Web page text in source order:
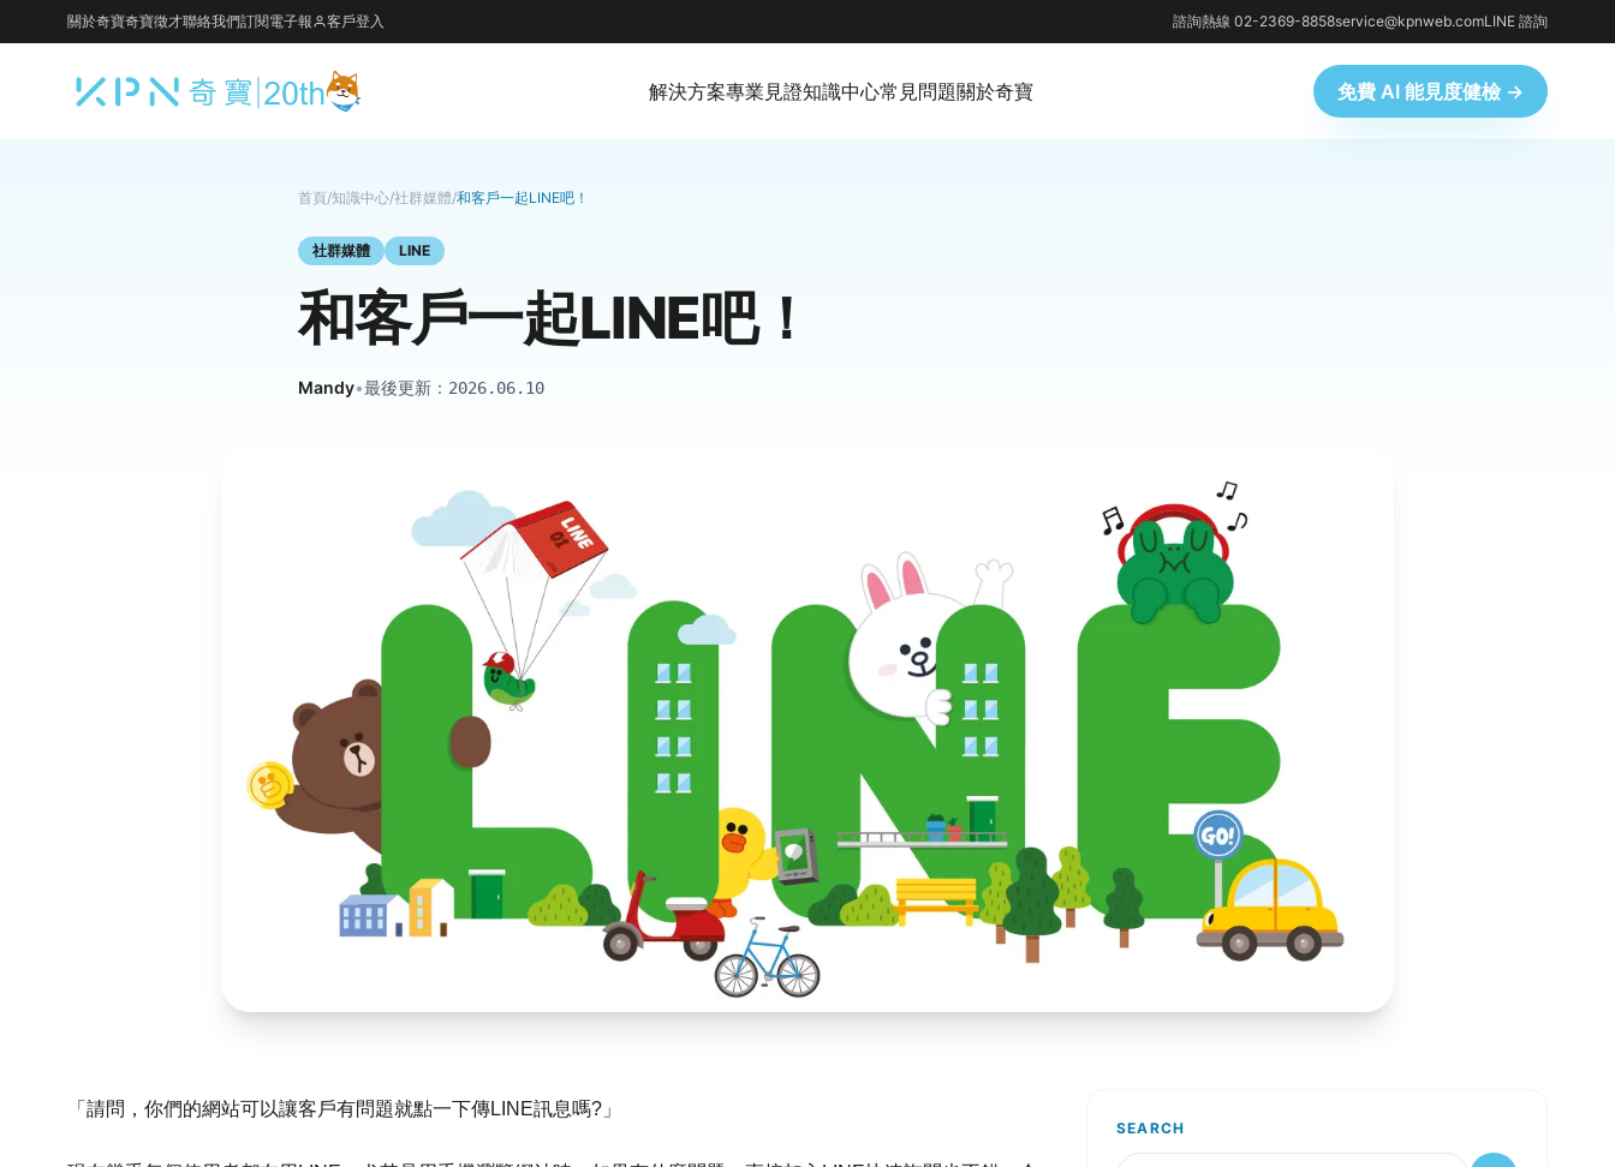
關於奇寶奇寶徵才聯絡我們訂閱電子報 客戶登入 諮詢熱線 02-2369-8858service@kpnweb.comLINE 諮詢
解決方案專業見證知識中心常見問題關於奇寶 免費 AI 能見度健檢 →
首頁/知識中心/社群媒體/和客戶一起LINE吧！
社群媒體 LINE
和客戶一起LINE吧！
Mandy•最後更新： 2026.06.10
「請問，你們的網站可以讓客戶有問題就點一下傳LINE訊息嗎?」
SEARCH